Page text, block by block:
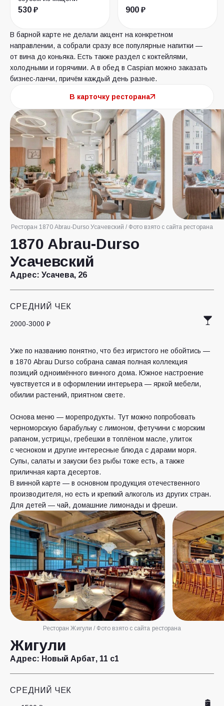
530 ₽ 900 ₽
В барной карте не делали акцент на конкретном
направлении, а собрали сразу все популярные напитки —
от вина до коньяка. Есть также раздел с коктейлями,
холодными и горячими. А в обед в Caspian можно заказать
бизнес-ланчи, причём каждый день разные.
В карточку ресторана
Ресторан 1870 Abrau-Durso Усачевский / Фото взято с сайта ресторана
1870 Abrau-Durso
Усачевский
Адрес: Усачева, 26
СРЕДНИЙ ЧЕК
2000-3000 ₽
Уже по названию понятно, что без игристого не обойтись —
в 1870 Abrau Durso собрана самая полная коллекция
позиций одноимённого винного дома. Южное настроение
чувствуется и в оформлении интерьера — яркой мебели,
обилии растений, приятном свете.
Основа меню — морепродукты. Тут можно попробовать
черноморскую барабульку с лимоном, фетучини с морским
рапаном, устрицы, гребешки в топлёном масле, улиток
с чесноком и другие интересные блюда с дарами моря.
Супы, салаты и закуски без рыбы тоже есть, а также
приличная карта десертов.
В винной карте — в основном продукция отечественного
производителя, но есть и крепкий алкоголь из других стран.
Для детей — чай, домашние лимонады и фреши.
Ресторан Жигули / Фото взято с сайта ресторана
Жигули
Адрес: Новый Арбат, 11 с1
СРЕДНИЙ ЧЕК